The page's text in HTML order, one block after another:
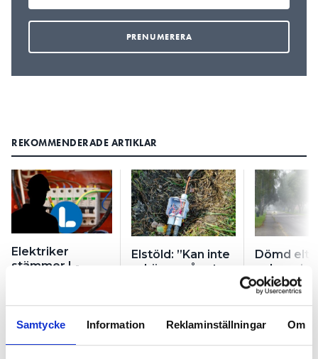
Samtycke Information Reklaminställningar Om
REKOMMENDERADE ARTIKLAR
Elektriker
stämmer L-
Elstöld: ”Kan inte
erkänna något
Dömd
nekar –